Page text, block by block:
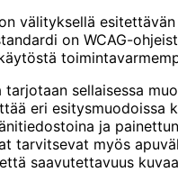
välityksellä
on WCAG-
sellaisessa
eri
ja
myös
saavutettavuus